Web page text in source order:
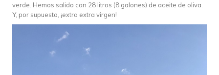
verde. Hemos salido con 28 litros (8 galones) de aceite de oliva.
Y, por supuesto, ¡extra extra virgen!